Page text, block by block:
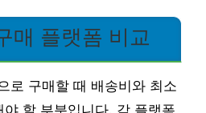
매 플랫폼 비교
로 구매할 때 배송비와 최소